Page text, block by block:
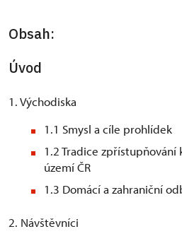
Obsah:
Úvod
1. Východiska
1.1 Smysl a cíle prohlídek
1.2 Tradice
území ČR
1.3 Domácí a zahraniční
2. Návštěvníci